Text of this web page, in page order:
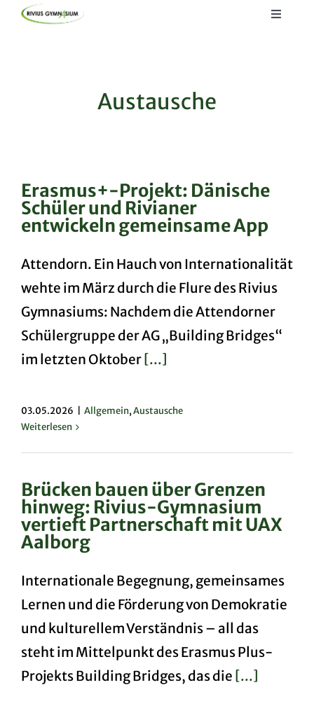
Skip
Toggle
Austausche
Erasmus+-Projekt: Dänische
Schüler und Rivianer
entwickeln gemeinsame App
Attendorn. Ein Hauch von Internationalität
wehte im März durch die Flure des Rivius
Gymnasiums: Nachdem die Attendorner
Schülergruppe der AG „Building Bridges“
im letzten Oktober[...]
03.05.2026 Allgemein,Austausche
Weiterlesen
Brücken bauen über Grenzen
hinweg: Rivius-Gymnasium
vertieft Partnerschaft mit UAX
Aalborg
Internationale Begegnung, gemeinsames
Lernen und die Förderung von Demokratie
und kulturellem Verständnis – all das
steht im Mittelpunkt des Erasmus Plus-
Projekts Building Bridges, das die [...]